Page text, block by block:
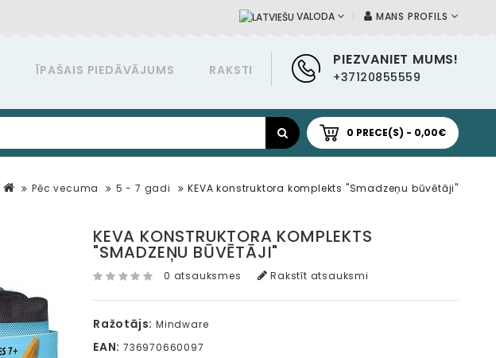
MANS PROFILS
VALODA
PIEZVANIET MUMS!
+37120855559
ĪPAŠAIS PIEDĀVĀJUMS RAKSTI
0 PRECE(S) - 0,00€
Pēc vecuma 5 - 7 gadi KEVA konstruktora komplekts "Smadzeņu būvētāji"
KEVA KONSTRUKTORA KOMPLEKTS
"SMADZEŅU BŪVĒTĀJI"
0 atsauksmes Rakstīt atsauksmi
Ražotājs: Mindware
EAN: 736970660097